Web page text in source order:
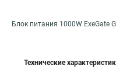
Блок питания 1000W ExeGate
Технические